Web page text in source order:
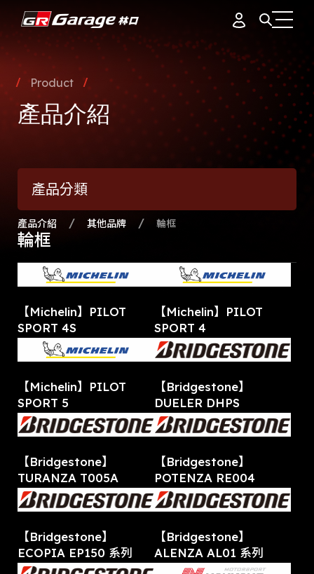
據點簡介
品牌故事
專業團隊
會員制度
最新消息
會員資料
訂單紀錄
通知中心
登出
Product
產品介紹
產品分類
產品介紹 其他品牌 輪框
輪框
【Michelin】PILOT
SPORT 4S
【Michelin】PILOT
SPORT 4
【Michelin】PILOT
SPORT 5
【Bridgestone】
DUELER DHPS
【Bridgestone】
TURANZA T005A
【Bridgestone】
POTENZA RE004
【Bridgestone】
ECOPIA EP150 系列
【Bridgestone】
ALENZA AL01 系列